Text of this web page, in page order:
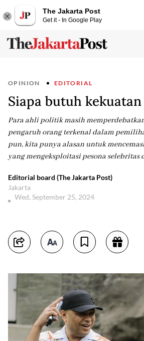
The Jakarta Post
Get it - In Google Play
OPINION EDITORIAL
Siapa butuh
Para ahli politik masih
pengaruh orang terkenal dalam
pun, kita punya alasan untuk
yang mengeksploitasi pesona selebritas
Editorial board (The Jakarta Post)
Jakarta
Wed, September 25, 2024